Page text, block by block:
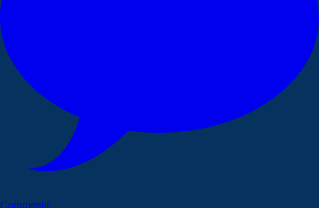
Commenta